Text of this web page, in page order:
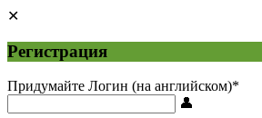
Регистрация
Придумайте Логин (на английском)*